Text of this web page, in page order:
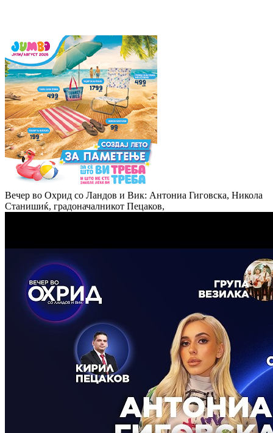
Вечер во Охрид со Ландов и Вик: Антониа Гиговска, Никола
Станишиќ, градоначалникот Пецаков,